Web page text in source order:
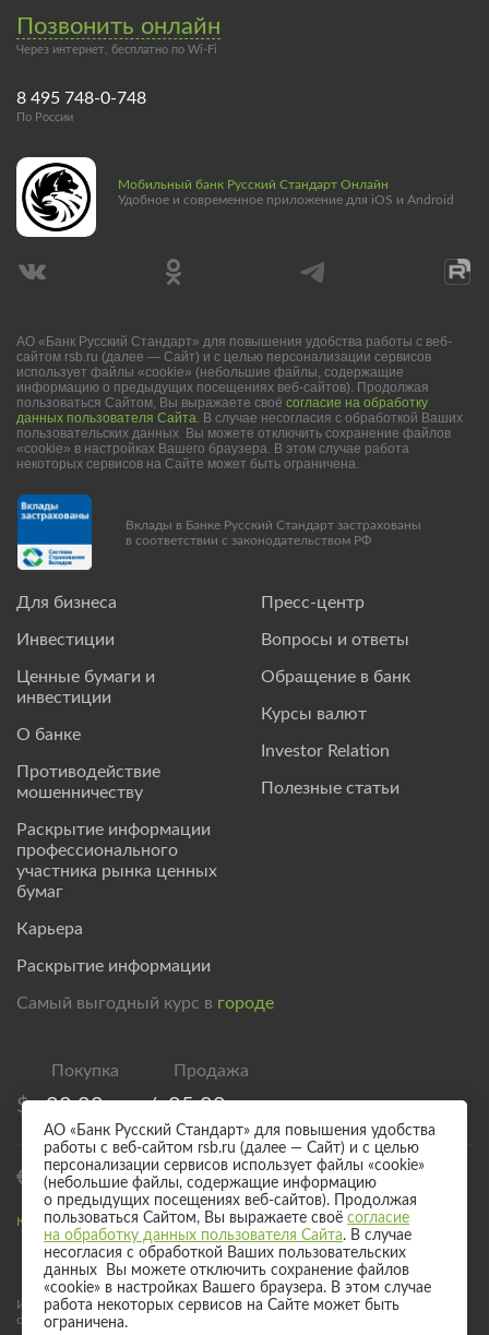
Позвонить онлайн
Через интернет, бесплатно по Wi-Fi
8 495 748-0-748
По России
Для бизнеса
Инвестиции
Ценные бумаги и
инвестиции
О банке
Противодействие
мошенничеству
Раскрытие информации
профессионального
участника рынка ценных
бумаг
Карьера
Раскрытие информации
Пресс-центр
Вопросы и ответы
Обращение в банк
Курсы валют
Investor Relation
Полезные статьи
Мобильный банк Русский Стандарт Онлайн
Удобное и современное приложение для iOS и Android
АО «Банк Русский Стандарт» для повышения удобства работы с веб-
сайтом rsb.ru (далее — Сайт) и с целью персонализации сервисов
использует файлы «cookie» (небольшие файлы, содержащие
информацию о предыдущих посещениях веб-сайтов). Продолжая
пользоваться Сайтом, Вы выражаете своё согласие на обработку
данных пользователя Сайта. В случае несогласия с обработкой Ваших
пользовательских данных Вы можете отключить сохранение файлов
«cookie» в настройках Вашего браузера. В этом случае работа
некоторых сервисов на Сайте может быть ограничена.
Вклады в Банке Русский Стандарт застрахованы
в соответствии с законодательством РФ
Самый выгодный курс в городе
$ 80,00 / 85,00
€ 92,50 / 97,50
Курс валют для безналичного обмена
Информация о процентных ставках по договорам банковского вклада
с физическими лицами
АО «Банк Русский Стандарт» для повышения удобства
работы с веб-сайтом rsb.ru (далее — Сайт) и с целью
персонализации сервисов использует файлы «cookie»
(небольшие файлы, содержащие информацию
о предыдущих посещениях веб-сайтов). Продолжая
пользоваться Сайтом, Вы выражаете своё согласие
на обработку данных пользователя Сайта. В случае
несогласия с обработкой Ваших пользовательских
данных Вы можете отключить сохранение файлов
«cookie» в настройках Вашего браузера. В этом случае
работа некоторых сервисов на Сайте может быть
ограничена.